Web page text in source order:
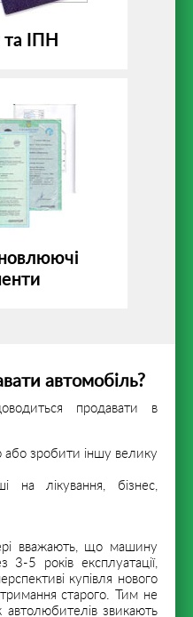
та ІПН
автомобіль?
продавати в
або зробити іншу велику
на лікування, бізнес,
вважають, що машину
5 років експлуатації,
купівля нового
старого. Тим не
звикають